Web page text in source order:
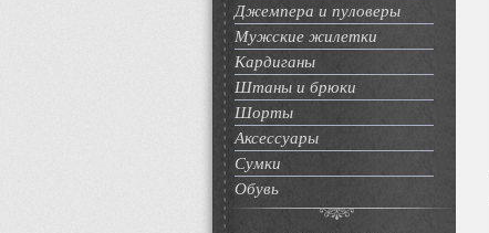
Джемпера и пуловеры
Мужские жилетки
Кардиганы
Штаны и брюки
Шорты
Аксессуары
Сумки
Обувь